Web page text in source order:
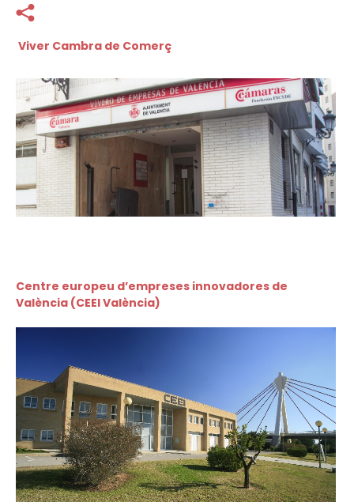
Viver Cambra de Comerç
Centre europeu d’empreses innovadores de
València (CEEI València)